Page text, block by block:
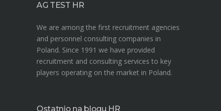
AG TEST HR
We are among the first recruitment agencies
and personnel consulting companies in
Poland. Since 1991 we have provided
recruitment and consulting services to key
players operating on the market in Poland.
Ostatnio na blogu HR